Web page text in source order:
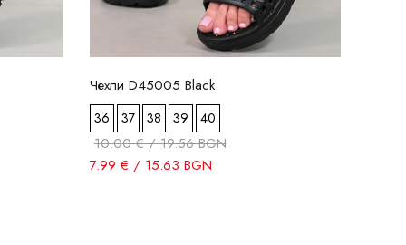
Чехли D45005 Black
36 37 38 39 40
10.00 € / 19.56 BGN
7.99 € / 15.63 BGN